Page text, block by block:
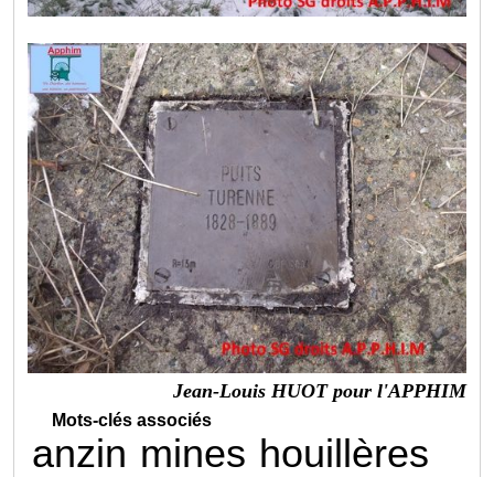
Jean-Louis HUOT pour l'APPHIM
Mots-clés associés
anzin mines houillères